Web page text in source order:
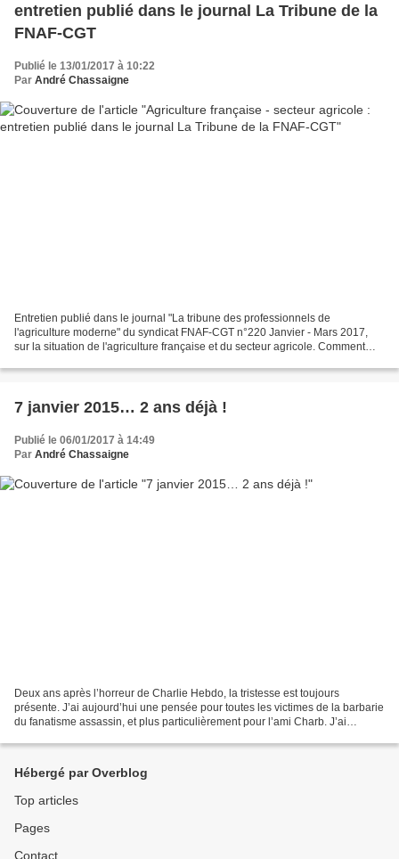
entretien publié dans le journal La Tribune de la
FNAF-CGT
Publié le 13/01/2017 à 10:22
Par André Chassaigne
Entretien publié dans le journal "La tribune des professionnels de
l'agriculture moderne" du syndicat FNAF-CGT n°220 Janvier - Mars 2017,
sur la situation de l'agriculture française et du secteur agricole. Comment
7 janvier 2015… 2 ans déjà !
Publié le 06/01/2017 à 14:49
Par André Chassaigne
Deux ans après l’horreur de Charlie Hebdo, la tristesse est toujours
présente. J’ai aujourd’hui une pensée pour toutes les victimes de la barbarie
du fanatisme assassin, et plus particulièrement pour l’ami Charb. J’ai
Hébergé par Overblog
Top articles
Pages
Contact